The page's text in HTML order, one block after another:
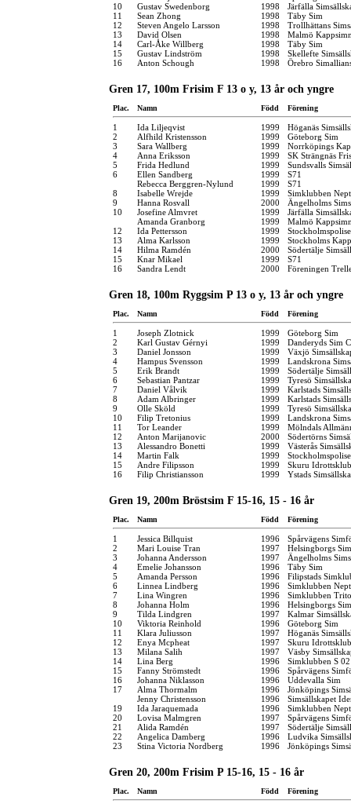
10
Gustav Swedenborg 1998
Järfälla
11
Sean Zhong 1998
Täby Sim
12
Steven Angelo Larsson 1998
Trollhättans
13
David Olsen 1998
Malmö
14
Carl-Åke Willberg 1998
Täby Sim
15
Gustav Lindström 1998
Skellefte
16
Anton Schough 1998 Örebro
Gren 17, 100m Frisim F 13 o y, 13 år och yngre
Plac. Namn Född Förening
1 Ida Liljeqvist 1999
Höganäs
2
Alfhild Kristensson 1999
Göteborg Sim
3
Sara Wallberg 1999
Norrköpings
4
Anna Eriksson 1999
SK Strängnäs
5
Frida Hedlund 1999
Sundsvalls
6
Ellen Sandberg 1999
S71
Rebecca Berggren-Nylund
1999
S71
8
Isabelle Wrejde 1999
Simklubben
9
Hanna Rosvall 2000
Ängelholms
10
Josefine Almvret 1999
Järfälla
Amanda Granborg
1999
Malmö
12
Ida Pettersson 1999
13
Alma Karlsson 1999
Stockholms
14
Hilma Ramdén 2000
Södertälje
15
Knar Mikael 1999
S71
16
Sandra Lendt 2000 Föreningen
Gren 18, 100m Ryggsim P 13 o y, 13 år och yngre
Plac. Namn Född Förening
1 Joseph Zlotnick 1999
Göteborg Sim
2
Karl Gustav Gérnyi 1999
Danderyds Sim
3
Daniel Jonsson 1999
Växjö
4
Hampus Svensson 1999
Landskrona
5
Erik Brandt 1999
Södertälje
6
Sebastian Pantzar 1999
Tyresö
7
Daniel Vålvik 1999
Karlstads
8
Adam Albringer 1999
Karlstads
9
Olle Sköld 1999
Tyresö
10
Filip Tretonius 1999
Landskrona
11
Tor Leander 1999
Mölndals
12
Anton Marijanovic 2000
Södertörns
13
Alessandro Bonetti 1999
Västerås
14
Martin Falk 1999
15
Andre Filipsson 1999
Skuru
16
Filip Christiansson 1999 Ystads
Gren 19, 200m Bröstsim F 15-16, 15 - 16 år
Plac. Namn Född Förening
1 Jessica Billquist 1996
Spårvägens
2
Mari Louise Tran 1997
Helsingborgs
3
Johanna Andersson 1997
Ängelholms
4
Emelie Johansson 1996
Täby Sim
5
Amanda Persson 1996
Filipstads
6
Linnea Lindberg 1996
Simklubben
7
Lina Wingren 1996
Simklubben
8
Johanna Holm 1996
Helsingborgs
9
Tilda Lindgren 1997
Kalmar
10
Viktoria Reinhold 1996
Göteborg Sim
11
Klara Juliusson 1997
Höganäs
12
Enya Mcpheat 1997
Skuru
13
Milana Salih 1997
Väsby
14
Lina Berg 1996
Simklubben S 02
15
Fanny Strömstedt 1996
Spårvägens
16
Johanna Niklasson 1996
Uddevalla Sim
17
Alma Thormalm 1996
Jönköpings
Jenny Christensson
1996
Simsällskapet
19
Ida Jaraquemada 1996
Simklubben
20
Lovisa Malmgren 1997
Spårvägens
21
Alida Ramdén 1997
Södertälje
22
Angelica Damberg 1996
Ludvika
23
Stina Victoria Nordberg 1996 Jönköpings
Gren 20, 200m Frisim P 15-16, 15 - 16 år
Plac. Namn Född Förening